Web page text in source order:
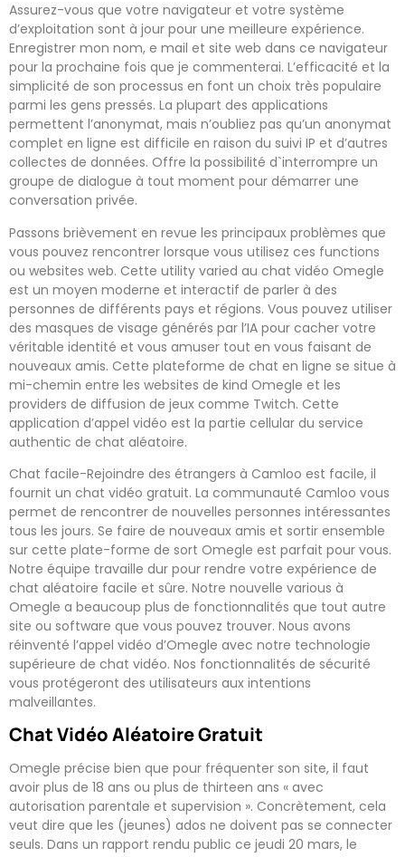
Assurez-vous que votre navigateur et votre système
d’exploitation sont à jour pour une meilleure expérience.
Enregistrer mon nom, e mail et site web dans ce navigateur
pour la prochaine fois que je commenterai. L’efficacité et la
simplicité de son processus en font un choix très populaire
parmi les gens pressés. La plupart des applications
permettent l’anonymat, mais n’oubliez pas qu’un anonymat
complet en ligne est difficile en raison du suivi IP et d’autres
collectes de données. Offre la possibilité d`interrompre un
groupe de dialogue à tout moment pour démarrer une
conversation privée.
Passons brièvement en revue les principaux problèmes que
vous pouvez rencontrer lorsque vous utilisez ces functions
ou websites web. Cette utility varied au chat vidéo Omegle
est un moyen moderne et interactif de parler à des
personnes de différents pays et régions. Vous pouvez utiliser
des masques de visage générés par l’IA pour cacher votre
véritable identité et vous amuser tout en vous faisant de
nouveaux amis. Cette plateforme de chat en ligne se situe à
mi-chemin entre les websites de kind Omegle et les
providers de diffusion de jeux comme Twitch. Cette
application d’appel vidéo est la partie cellular du service
authentic de chat aléatoire.
Chat facile-Rejoindre des étrangers à Camloo est facile, il
fournit un chat vidéo gratuit. La communauté Camloo vous
permet de rencontrer de nouvelles personnes intéressantes
tous les jours. Se faire de nouveaux amis et sortir ensemble
sur cette plate-forme de sort Omegle est parfait pour vous.
Notre équipe travaille dur pour rendre votre expérience de
chat aléatoire facile et sûre. Notre nouvelle various à
Omegle a beaucoup plus de fonctionnalités que tout autre
site ou software que vous pouvez trouver. Nous avons
réinventé l’appel vidéo d’Omegle avec notre technologie
supérieure de chat vidéo. Nos fonctionnalités de sécurité
vous protégeront des utilisateurs aux intentions
malveillantes.
Chat Vidéo Aléatoire Gratuit
Omegle précise bien que pour fréquenter son site, il faut
avoir plus de 18 ans ou plus de thirteen ans « avec
autorisation parentale et supervision ». Concrètement, cela
veut dire que les (jeunes) ados ne doivent pas se connecter
seuls. Dans un rapport rendu public ce jeudi 20 mars, le